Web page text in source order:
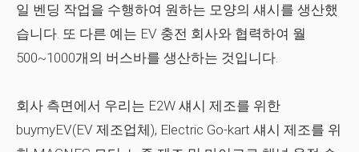
일 벤딩 작업을 수행하여 원하는 모양의 섀시를 생산했
습니다. 또 다른 예는 EV ​​충전 회사와 협력하여 월
500~1000개의 버스바를 생산하는 것입니다.
회사 측면에서 우리는 E2W 섀시 제조를 위한
buymyEV(EV 제조업체), Electric Go-kart 섀시 제조를 위